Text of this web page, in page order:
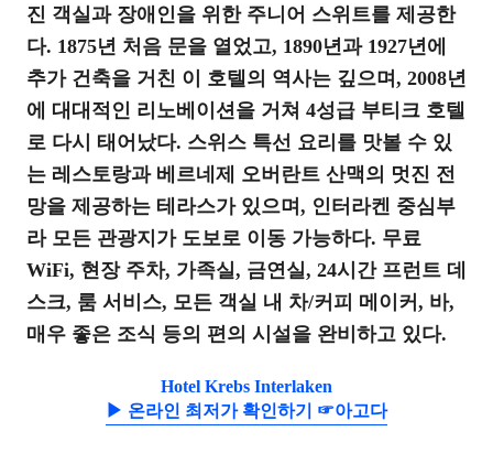
진 객실과 장애인을 위한 주니어 스위트를 제공한
다. 1875년 처음 문을 열었고, 1890년과 1927년에
추가 건축을 거친 이 호텔의 역사는 깊으며, 2008년
에 대대적인 리노베이션을 거쳐 4성급 부티크 호텔
로 다시 태어났다. 스위스 특선 요리를 맛볼 수 있
는 레스토랑과 베르네제 오버란트 산맥의 멋진 전
망을 제공하는 테라스가 있으며, 인터라켄 중심부
라 모든 관광지가 도보로 이동 가능하다. 무료
WiFi, 현장 주차, 가족실, 금연실, 24시간 프런트 데
스크, 룸 서비스, 모든 객실 내 차/커피 메이커, 바,
매우 좋은 조식 등의 편의 시설을 완비하고 있다.
Hotel Krebs Interlaken
▶ 온라인 최저가 확인하기 ☞아고다